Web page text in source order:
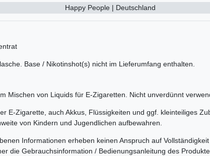
Happy People | Deutschland
Base / Nikotinshot(s) nicht im Lieferumfang enthalten.
Mischen von Liquids für E-Zigaretten. Nicht unverdünnt
E-Zigarette, auch Akkus, Flüssigkeiten und ggf. kleinteiliges
von Kindern und Jugendlichen aufbewahren.
Informationen erheben keinen Anspruch auf
die Gebrauchsinformation / Bedienungsanleitung des